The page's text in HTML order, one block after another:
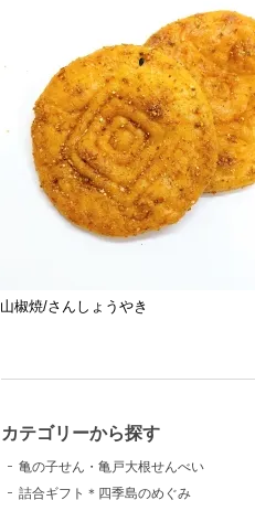
山椒焼/さんしょうやき
カテゴリーから探す
亀の子せん・亀戸大根せんべい
詰合ギフト＊四季島のめぐみ